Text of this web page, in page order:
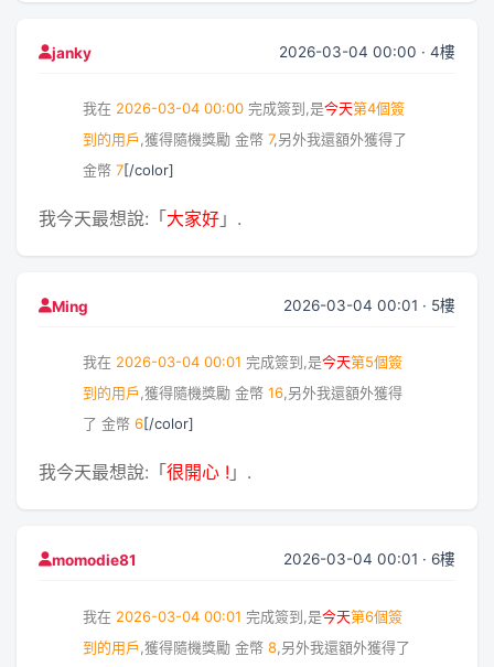
janky 2026-03-04 00:00 · 4樓
我在 2026-03-04 00:00 完成簽到,是今天第4個簽
到的用戶,獲得隨機獎勵 金幣 7,另外我還額外獲得了
金幣 7[/color]
我今天最想說:「 大家好 」.
Ming 2026-03-04 00:01 · 5樓
我在 2026-03-04 00:01 完成簽到,是今天第5個簽
到的用戶,獲得隨機獎勵 金幣 16,另外我還額外獲得
了 金幣 6[/color]
我今天最想說:「 很開心 ! 」.
momodie81 2026-03-04 00:01 · 6樓
我在 2026-03-04 00:01 完成簽到,是今天第6個簽
到的用戶 ,獲得隨機獎勵 金幣 8 ,另外我還額外獲得了